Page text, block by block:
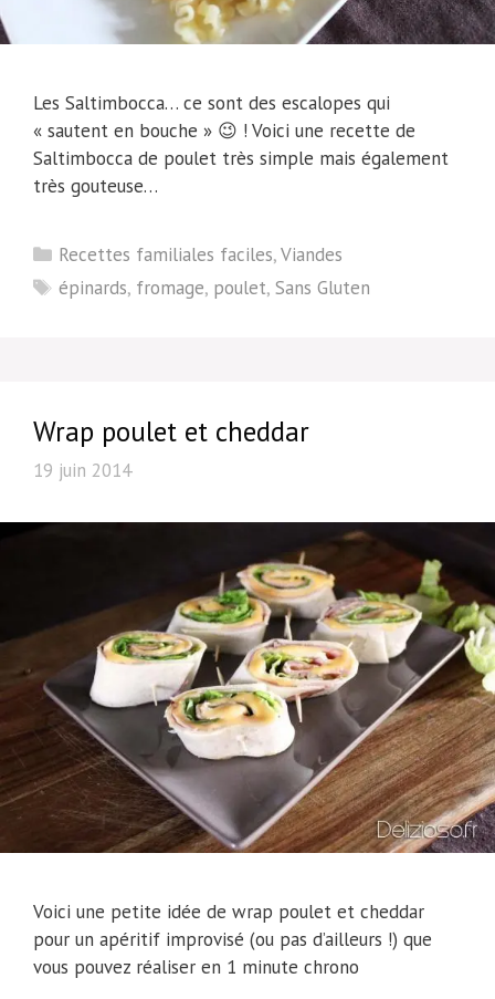
Les Saltimbocca… ce sont des escalopes qui
« sautent en bouche » 😉 ! Voici une recette de
Saltimbocca de poulet très simple mais également
très gouteuse…
Catégories
Recettes familiales faciles,Viandes
Étiquettes
épinards, fromage, poulet,Sans Gluten
Wrap poulet et cheddar
19 juin 2014
Voici une petite idée de wrap poulet et cheddar
pour un apéritif improvisé (ou pas d’ailleurs !) que
vous pouvez réaliser en 1 minute chrono